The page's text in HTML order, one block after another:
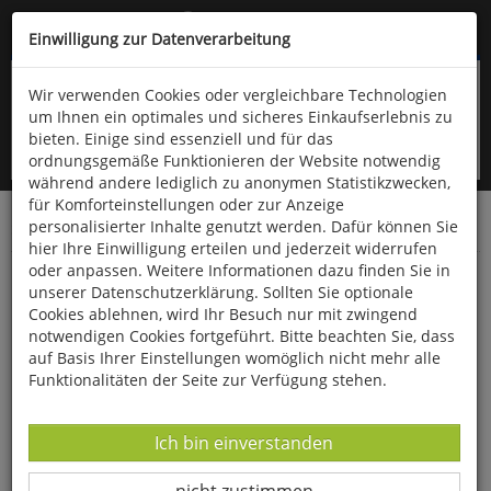
Kompletten Head der Seite überspringen
oder (06766) 9323-960
Startseite Gesundheit & Wohlbefinden Diverses
Ersatzbezug aus Baumwolle für
Seitenschläferkissen
Einwilligung zur Datenverarbeitung
Wir verwenden Cookies oder vergleichbare Technologien
um Ihnen ein optimales und sicheres Einkaufserlebnis zu
bieten. Einige sind essenziell und für das
ordnungsgemäße Funktionieren der Website notwendig
während andere lediglich zu anonymen Statistikzwecken,
für Komforteinstellungen oder zur Anzeige
personalisierter Inhalte genutzt werden. Dafür können Sie
hier Ihre Einwilligung erteilen und jederzeit widerrufen
oder anpassen. Weitere Informationen dazu finden Sie in
unserer Datenschutzerklärung. Sollten Sie optionale
Cookies ablehnen, wird Ihr Besuch nur mit zwingend
notwendigen Cookies fortgeführt. Bitte beachten Sie, dass
auf Basis Ihrer Einstellungen womöglich nicht mehr alle
Funktionalitäten der Seite zur Verfügung stehen.
Datenverarbeitung -
Ich bin einverstanden